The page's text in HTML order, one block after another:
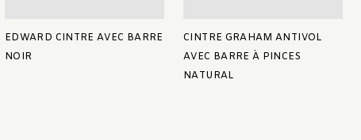
EDWARD CINTRE AVEC BARRE
NOIR
CINTRE GRAHAM ANTIVOL
AVEC BARRE À PINCES
NATURAL